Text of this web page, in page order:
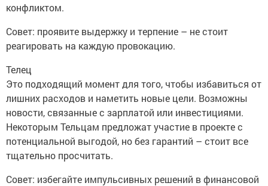
конфликтом.
Совет: проявите выдержку и терпение – не стоит
реагировать на каждую провокацию.
Телец
Это подходящий момент для того, чтобы избавиться от
лишних расходов и наметить новые цели. Возможны
новости, связанные с зарплатой или инвестициями.
Некоторым Тельцам предложат участие в проекте с
потенциальной выгодой, но без гарантий – стоит все
тщательно просчитать.
Совет: избегайте импульсивных решений в финансовой